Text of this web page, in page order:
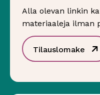
Alla olevan linkin
materiaaleja ilman
Tilauslomake